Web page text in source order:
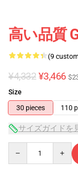
高い品質
(9
¥4,332 ¥3,466
Size
30 pieces
110
サイズガイドを